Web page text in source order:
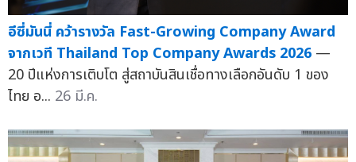
อีซี่มันนี่ คว้ารางวัล Fast-Growing Company Award
จากเวที Thailand Top Company Awards 2026 —
20 ปีแห่งการเติบโต สู่สถาบันสินเชื่อทางเลือกอันดับ 1 ของ
ไทย อ... 26 มี.ค.